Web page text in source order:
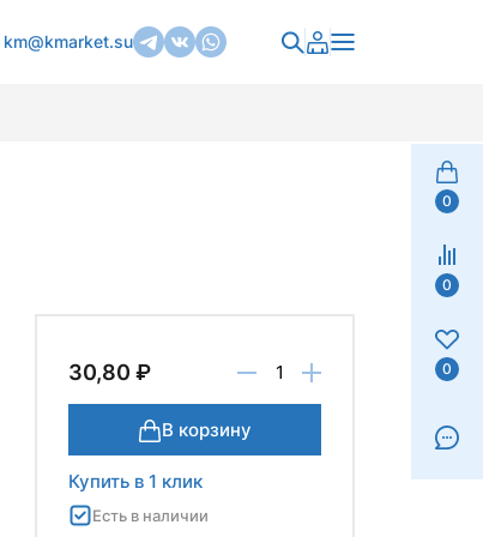
km@kmarket.su
0
0
0
30,80 ₽
В корзину
Купить в 1 клик
Есть в наличии